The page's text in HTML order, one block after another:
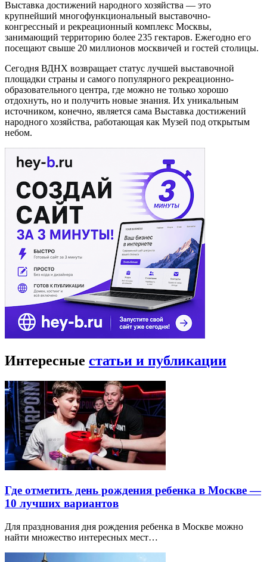
Выставка достижений народного хозяйства — это
крупнейший многофункциональный выставочно-
конгрессный и рекреационный комплекс Москвы,
занимающий территорию более 235 гектаров. Ежегодно его
посещают свыше 20 миллионов москвичей и гостей столицы.
Сегодня ВДНХ возвращает статус лучшей выставочной
площадки страны и самого популярного рекреационно-
образовательного центра, где можно не только хорошо
отдохнуть, но и получить новые знания. Их уникальным
источником, конечно, является сама Выставка достижений
народного хозяйства, работающая как Музей под открытым
небом.
Интересные статьи и публикации
Где отметить день рождения ребенка в Москве —
10 лучших вариантов
Для празднования дня рождения ребенка в Москве можно
найти множество интересных мест…